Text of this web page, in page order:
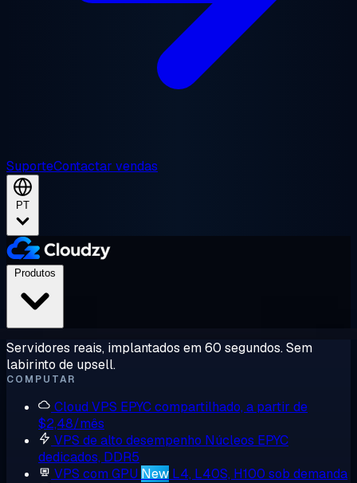
SuporteContactar vendas
PT
Servidores reais, implantados em 60 segundos. Sem
labirinto de upsell.
COMPUTAR
Cloud VPS EPYC compartilhado, a partir de
$2,48/mês
VPS de alto desempenho Núcleos EPYC
dedicados, DDR5
VPS com GPU New L4, L40S, H100 sob demanda